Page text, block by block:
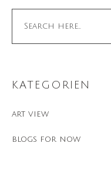
KATEGORIEN
art view
blogs for now